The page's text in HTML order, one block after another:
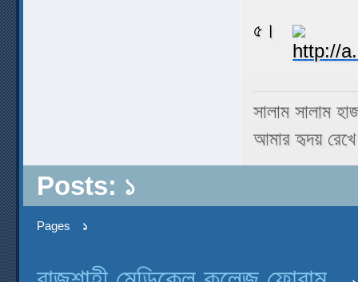
৫।
সালাম সালাম
আমার হৃদয় রেখে
Posts: ১
Pages ১